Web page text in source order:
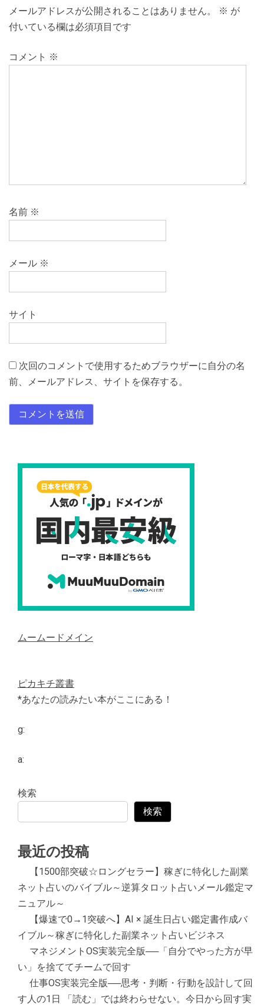
メールアドレスが公開されることはありません。 ※ が
付いている欄は必須項目です
コメント ※
名前 ※
メール ※
サイト
次回のコメントで使用するためブラウザーに自分の名
前、メールアドレス、サイトを保存する。
ムームードメイン
ピカキチ叢書
*あなたの読みたい本がここにある！
g:
a:
検索
検索
最近の投稿
【1500部突破☆ロングセラー】稼ぎに特化した副業
ネット占いのバイブル～逆算タロット占いメール鑑定マ
ニュアル～
【爆速で0→1突破へ】AI × 誕生日占い鑑定書作成バ
イブル～稼ぎに特化した副業ネット占いビジネス
マネジメントOS実装完全版──「自分でやった方が早
い」を捨ててチームで回す
仕事OS実装完全版──思考・判断・行動を設計して回
す人の1日 「読む」では終わらせない。今日から回す実